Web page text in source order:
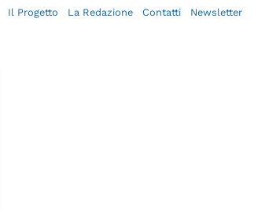
Il Progetto La Redazione Contatti Newsletter